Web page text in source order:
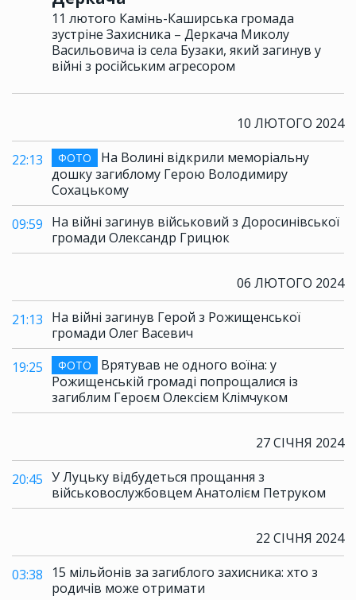
11 лютого Камінь-Каширська громада
зустріне Захисника – Деркача Миколу
Васильовича із села Бузаки, який загинув у
війні з російським агресором
10 ЛЮТОГО 2024
22:13 ФОТО
На Волині відкрили меморіальну
дошку загиблому Герою Володимиру
Сохацькому
09:59 На війні загинув військовий з Доросинівської
громади Олександр Грицюк
06 ЛЮТОГО 2024
21:13 На війні загинув Герой з Рожищенської
громади Олег Васевич
19:25
ФОТО
Врятував не одного воїна: у
Рожищенській громаді попрощалися із
загиблим Героєм Олексієм Клімчуком
27 СІЧНЯ 2024
20:45 У Луцьку відбудеться прощання з
військовослужбовцем Анатолієм Петруком
22 СІЧНЯ 2024
03:38
15 мільйонів за загиблого захисника: хто з
родичів може отримати